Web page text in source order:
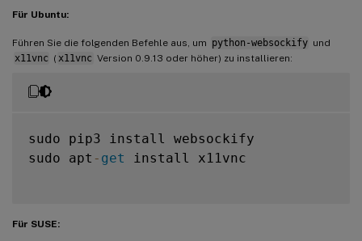
Für Ubuntu:
Führen Sie die folgenden Befehle aus, um python-websockify und
x11vnc ( x11vnc Version 0.9.13 oder höher) zu installieren:
sudo pip3 install websockify
sudo apt - get install x11vnc
Für SUSE: